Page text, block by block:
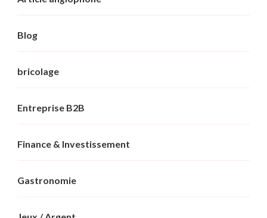
Blog
bricolage
Entreprise B2B
Finance & Investissement
Gastronomie